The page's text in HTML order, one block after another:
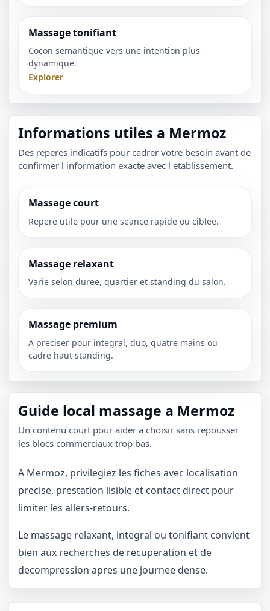
Massage tonifiant
Cocon semantique vers une intention plus
dynamique.
Explorer
Informations utiles a Mermoz
Des reperes indicatifs pour cadrer votre besoin avant de
confirmer l information exacte avec l etablissement.
Massage court
Repere utile pour une seance rapide ou ciblee.
Massage relaxant
Varie selon duree, quartier et standing du salon.
Massage premium
A preciser pour integral, duo, quatre mains ou
cadre haut standing.
Guide local massage a Mermoz
Un contenu court pour aider a choisir sans repousser
les blocs commerciaux trop bas.
A Mermoz, privilegiez les fiches avec localisation
precise, prestation lisible et contact direct pour
limiter les allers-retours.
Le massage relaxant, integral ou tonifiant convient
bien aux recherches de recuperation et de
decompression apres une journee dense.